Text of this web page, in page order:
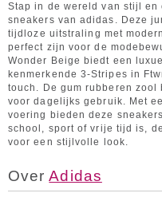
Stap in de wereld van stijl en
sneakers van adidas. Deze
tijdloze uitstraling met
perfect zijn voor de
Wonder Beige biedt een
kenmerkende 3-Stripes in
touch. De gum rubberen
voor dagelijks gebruik. Met
voering bieden deze
school, sport of vrije tijd is,
voor een stijlvolle look.
OverAdidas